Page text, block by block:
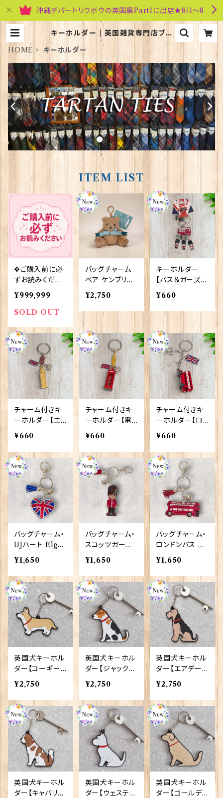
沖縄デパートリウボウの英国展Part1に出店★8/1～8
キーホルダー | 英国雑貨専門店ブリ
ティッシュ・ライフ
HOME
キーホルダー
ITEM LIST
✥ご購入前に必
ずお読みくださ
い✥
¥999,999
SOLD OUT
バッグチャーム
ベア ケンブリッ
ジ大学 Elgat
e Products 90
428
¥2,750
キーホルダー
【バス＆ガーズ】
A&S Gift 904
¥660
チャーム付きキ
ーホルダー【エリ
ザベスタワー】A
&S Gift 90424
¥660
チャーム付きキ
ーホルダー【電
話ボックス】A&
S Gift 90423
¥660
チャーム付きキ
ーホルダー【ロ
ンドンバス】A&S
Gift 90422
¥660
バッグチャーム・
UJハート Elgat
e Products 90
421
¥1,650
バッグチャーム・
スコッツガーズ
Elgate Produ
cts 90420
¥1,650
バッグチャーム・
ロンドンバス El
gate Products
90419
¥1,650
英国犬キーホル
ダー【コーギー】
Sweet Willi
am 90409-W
ELSH CORGI
¥2,750
英国犬キーホル
ダー【ジャック・
ラッセル・テリ
ア】 Sweet W
illiam 90409-
JACK RUSSEL
L TERRIER
¥2,750
英国犬キーホル
ダー【エアデール
テリア／ウェル
シュテリア】 S
weet William
90409-AIRED
ALE TERRIE
R/WELSH TE
RRIER
¥2,750
英国犬キーホル
ダー【キャバリ
英国犬キーホル
ダー【ウェステ
英国犬キーホル
ダー【ゴールデ